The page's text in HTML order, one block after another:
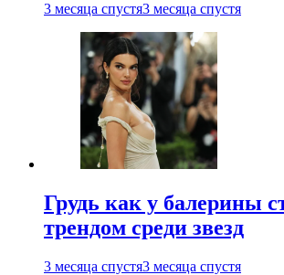
3 месяца спустя3 месяца спустя
Грудь как у балерины
трендом среди звезд
3 месяца спустя3 месяца спустя